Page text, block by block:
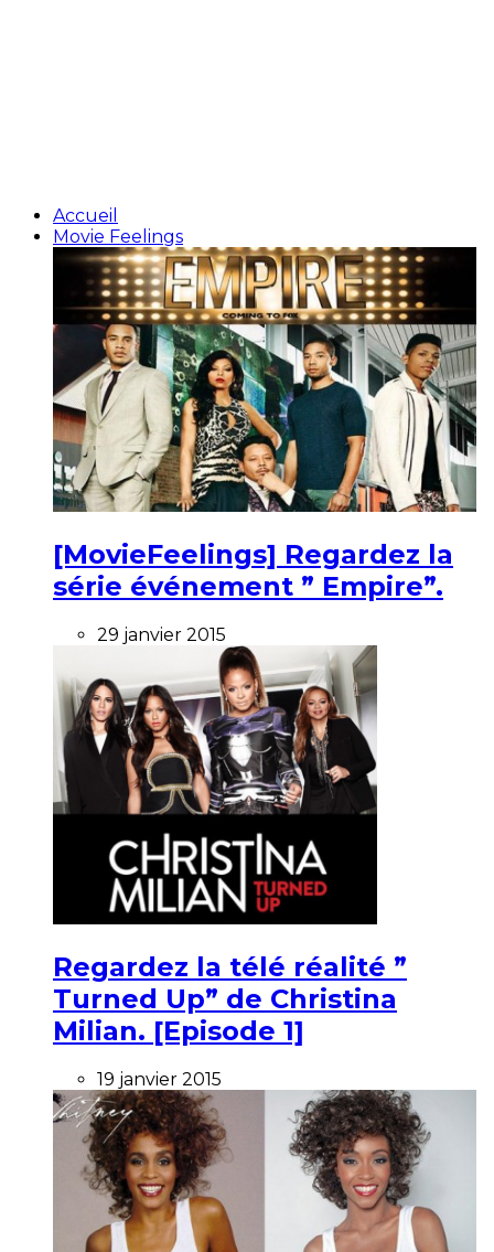
Accueil
Movie Feelings
[MovieFeelings] Regardez la
série événement ” Empire”.
29 janvier 2015
Regardez la télé réalité ”
Turned Up” de Christina
Milian. [Episode 1]
19 janvier 2015